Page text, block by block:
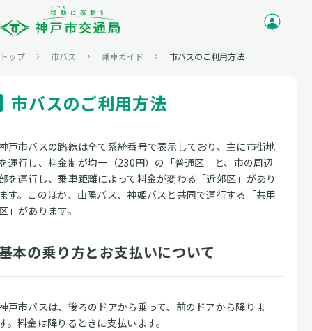
トップ 市バス 乗車ガイド 市バスのご利用方法
市バスのご利用方法
戸市バスの路線は全て系統番号で表示しており、主に市街地
運行し、料金制が均一（230円）の「普通区」と、市の周辺
を運行し、乗車距離によって料金が変わる「近郊区」があり
す。このほか、山陽バス、神姫バスと共同で運行する「共用
」があります。
本の乗り方とお支払いについて
戸市バスは、後ろのドアから乗って、前のドアから降りま
。料金は降りるときに支払います。